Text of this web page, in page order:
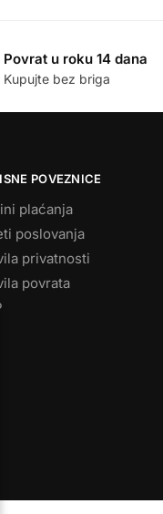
Povrat u roku 14 dana
Kupujte bez briga
POVEZNICE
plaćanja
poslovanja
privatnosti
povrata